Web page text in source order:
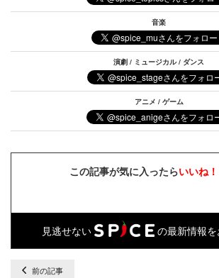
音楽
演劇 / ミュージカル / ダンス
アニメ / ゲーム
この記事が気に入ったらいいね！
見逃せない の最新情報を
前の記事